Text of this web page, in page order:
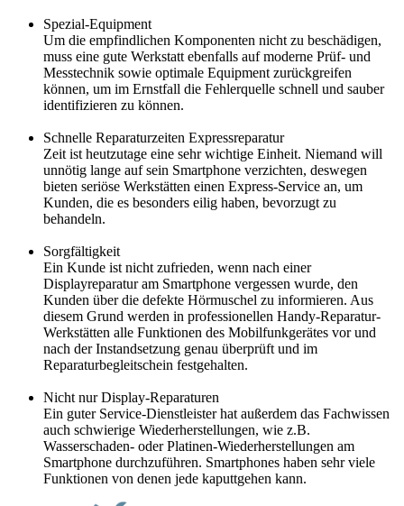
Spezial-Equipment
Um die empfindlichen Komponenten nicht zu beschädigen,
muss eine gute Werkstatt ebenfalls auf moderne Prüf- und
Messtechnik sowie optimale Equipment zurückgreifen
können, um im Ernstfall die Fehlerquelle schnell und sauber
identifizieren zu können.
Schnelle Reparaturzeiten Expressreparatur
Zeit ist heutzutage eine sehr wichtige Einheit. Niemand will
unnötig lange auf sein Smartphone verzichten, deswegen
bieten seriöse Werkstätten einen Express-Service an, um
Kunden, die es besonders eilig haben, bevorzugt zu
behandeln.
Sorgfältigkeit
Ein Kunde ist nicht zufrieden, wenn nach einer
Displayreparatur am Smartphone vergessen wurde, den
Kunden über die defekte Hörmuschel zu informieren. Aus
diesem Grund werden in professionellen Handy-Reparatur-
Werkstätten alle Funktionen des Mobilfunkgerätes vor und
nach der Instandsetzung genau überprüft und im
Reparaturbegleitschein festgehalten.
Nicht nur Display-Reparaturen
Ein guter Service-Dienstleister hat außerdem das Fachwissen
auch schwierige Wiederherstellungen, wie z.B.
Wasserschaden- oder Platinen-Wiederherstellungen am
Smartphone durchzuführen. Smartphones haben sehr viele
Funktionen von denen jede kaputtgehen kann.